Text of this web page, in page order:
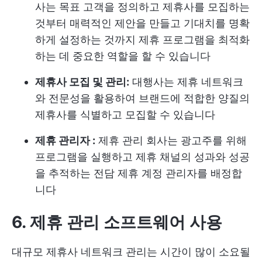
사는 목표 고객을 정의하고 제휴사를 모집하는
것부터 매력적인 제안을 만들고 기대치를 명확
하게 설정하는 것까지 제휴 프로그램을 최적화
하는 데 중요한 역할을 할 수 있습니다
제휴사 모집 및 관리: 대행사는 제휴 네트워크
와 전문성을 활용하여 브랜드에 적합한 양질의
제휴사를 식별하고 모집할 수 있습니다
제휴 관리자 : 제휴 관리 회사는 광고주를 위해
프로그램을 실행하고 제휴 채널의 성과와 성공
을 추적하는 전담 제휴 계정 관리자를 배정합
니다
6. 제휴 관리 소프트웨어 사용
대규모 제휴사 네트워크 관리는 시간이 많이 소요될